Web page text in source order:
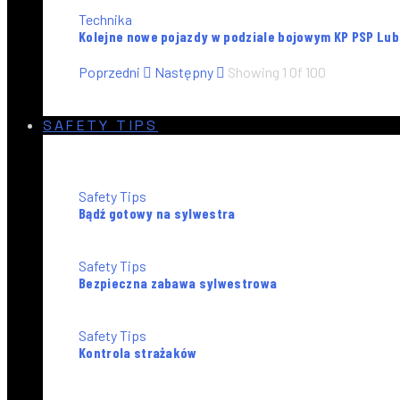
Technika
Kolejne nowe pojazdy w podziale bojowym KP PSP
Poprzedni Następny Showing 1 Of 100
SAFETY TIPS
Safety Tips
Bądź gotowy na sylwestra
Safety Tips
Bezpieczna zabawa sylwestrowa
Safety Tips
Kontrola strażaków